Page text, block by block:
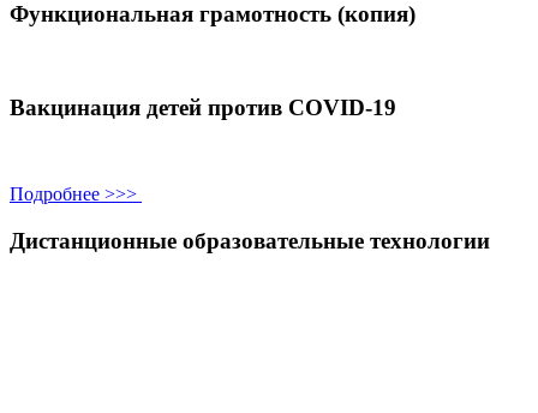
Функциональная грамотность (копия)
Вакцинация детей против COVID-19
Подробнее >>>
Дистанционные образовательные технологии